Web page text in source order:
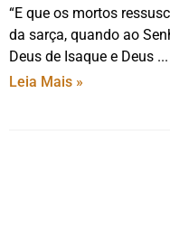
“E que os mortos
da sarça, quando ao
Deus de Isaque e Deus
Leia Mais »